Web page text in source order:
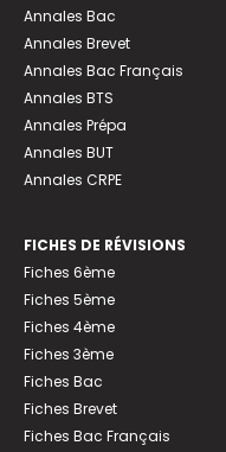
Annales Bac
Annales Brevet
Annales Bac Français
Annales BTS
Annales Prépa
Annales BUT
Annales CRPE
FICHES DE RÉVISIONS
Fiches 6ème
Fiches 5ème
Fiches 4ème
Fiches 3ème
Fiches Bac
Fiches Brevet
Fiches Bac Français